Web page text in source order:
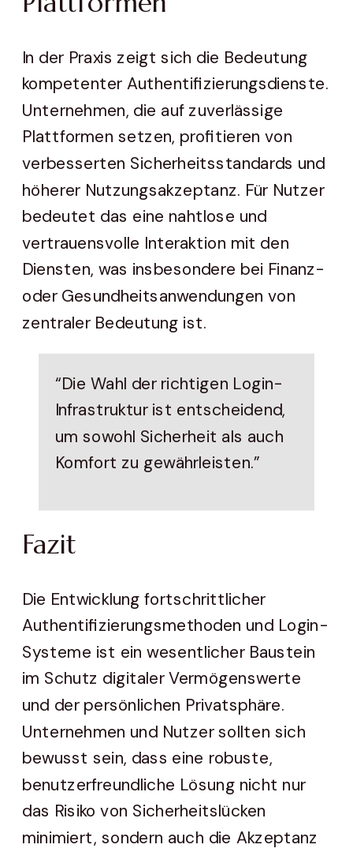
In der Praxis zeigt sich die Bedeutung
kompetenter Authentifizierungsdienste.
Unternehmen, die auf zuverlässige
Plattformen setzen, profitieren von
verbesserten Sicherheitsstandards und
höherer Nutzungsakzeptanz. Für Nutzer
bedeutet das eine nahtlose und
vertrauensvolle Interaktion mit den
Diensten, was insbesondere bei Finanz-
oder Gesundheitsanwendungen von
zentraler Bedeutung ist.
“Die Wahl der richtigen Login-
Infrastruktur ist entscheidend,
um sowohl Sicherheit als auch
Komfort zu gewährleisten.”
Fazit
Die Entwicklung fortschrittlicher
Authentifizierungsmethoden und Login-
Systeme ist ein wesentlicher Baustein
im Schutz digitaler Vermögenswerte
und der persönlichen Privatsphäre.
Unternehmen und Nutzer sollten sich
bewusst sein, dass eine robuste,
benutzerfreundliche Lösung nicht nur
das Risiko von Sicherheitslücken
minimiert, sondern auch die Akzeptanz